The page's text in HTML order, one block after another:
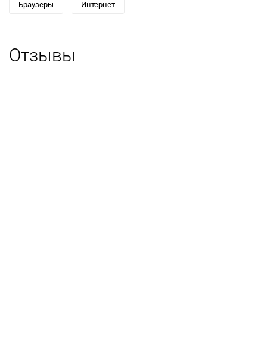
Браузеры Интернет
Отзывы